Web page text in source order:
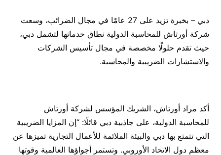
دبي – بخبرة تزيد على 27 عامًا في مجال الضرائب، وسعت
شركة أورتاش للمحاسبة الدولية نطاق خدماتها لتشمل دبي،
حيث تقدم حلولًا مخصصة في مجال تأسيس الشركات
والاستشارات الضريبية والمحاسبة.
أكد مراد أورتاش، الشريك المؤسس لشركة أورتاش
للمحاسبة الدولية، على جاذبية دبي قائلًا: “إن المزايا الضريبية
التي تتمتع بها دبي والبيئة الملائمة للأعمال التجارية تميزها عن
معظم دول الاتحاد الأوروبي. وتستمر أجواؤها العالمية وقوتها